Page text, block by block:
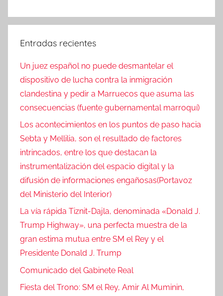
Entradas recientes
Un juez español no puede desmantelar el
dispositivo de lucha contra la inmigración
clandestina y pedir a Marruecos que asuma las
consecuencias (fuente gubernamental marroquí)
Los acontecimientos en los puntos de paso hacia
Sebta y Mellilia, son el resultado de factores
intrincados, entre los que destacan la
instrumentalización del espacio digital y la
difusión de informaciones engañosas(Portavoz
del Ministerio del Interior)
La vía rápida Tiznit-Dajla, denominada «Donald J.
Trump Highway», una perfecta muestra de la
gran estima mutua entre SM el Rey y el
Presidente Donald J. Trump
Comunicado del Gabinete Real
Fiesta del Trono: SM el Rey, Amir Al Muminin,